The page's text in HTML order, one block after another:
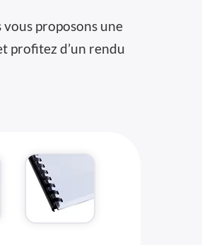
proposons une
profitez d’un rendu